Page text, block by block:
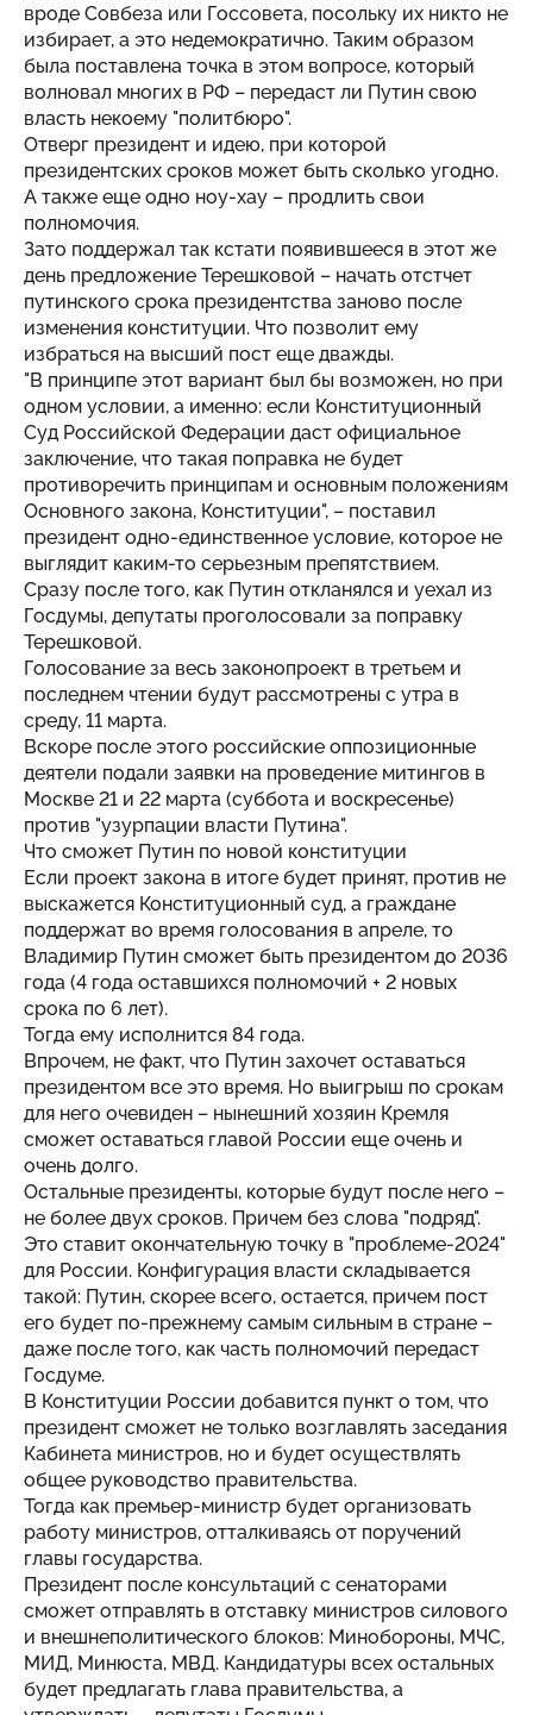
вроде Совбеза или Госсовета, посольку их никто не
избирает, а это недемократично. Таким образом
была поставлена точка в этом вопросе, который
волновал многих в РФ – передаст ли Путин свою
власть некоему "политбюро".
Отверг президент и идею, при которой
президентских сроков может быть сколько угодно.
А также еще одно ноу-хау – продлить свои
полномочия.
Зато поддержал так кстати появившееся в этот же
день предложение Терешковой – начать отстчет
путинского срока президентства заново после
изменения конституции. Что позволит ему
избраться на высший пост еще дважды.
"В принципе этот вариант был бы возможен, но при
одном условии, а именно: если Конституционный
Суд Российской Федерации даст официальное
заключение, что такая поправка не будет
противоречить принципам и основным положениям
Основного закона, Конституции", – поставил
президент одно-единственное условие, которое не
выглядит каким-то серьезным препятствием.
Сразу после того, как Путин откланялся и уехал из
Госдумы, депутаты проголосовали за поправку
Терешковой.
Голосование за весь законопроект в третьем и
последнем чтении будут рассмотрены с утра в
среду, 11 марта.
Вскоре после этого российские оппозиционные
деятели подали заявки на проведение митингов в
Москве 21 и 22 марта (суббота и воскресенье)
против "узурпации власти Путина".
Что сможет Путин по новой конституции
Если проект закона в итоге будет принят, против не
выскажется Конституционный суд, а граждане
поддержат во время голосования в апреле, то
Владимир Путин сможет быть президентом до 2036
года (4 года оставшихся полномочий + 2 новых
срока по 6 лет).
Тогда ему исполнится 84 года.
Впрочем, не факт, что Путин захочет оставаться
президентом все это время. Но выигрыш по срокам
для него очевиден – нынешний хозяин Кремля
сможет оставаться главой России еще очень и
очень долго.
Остальные президенты, которые будут после него –
не более двух сроков. Причем без слова "подряд".
Это ставит окончательную точку в "проблеме-2024"
для России. Конфигурация власти складывается
такой: Путин, скорее всего, остается, причем пост
его будет по-прежнему самым сильным в стране –
даже после того, как часть полномочий передаст
Госдуме.
В Конституции России добавится пункт о том, что
президент сможет не только возглавлять заседания
Кабинета министров, но и будет осуществлять
общее руководство правительства.
Тогда как премьер-министр будет организовать
работу министров, отталкиваясь от поручений
главы государства.
Президент после консультаций с сенаторами
сможет отправлять в отставку министров силового
и внешнеполитического блоков: Минобороны, МЧС,
МИД, Минюста, МВД. Кандидатуры всех остальных
будет предлагать глава правительства, а